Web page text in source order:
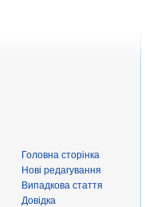
Головна сторінка
Нові редагування
Випадкова стаття
Довідка